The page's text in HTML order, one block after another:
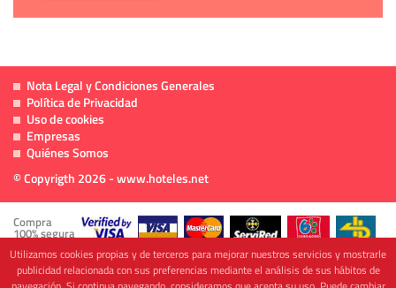
Nota Legal y Condiciones Generales
Política de Privacidad
Uso de cookies
Empresas
Quiénes Somos
© Copyrigth 2026 - www.hoteles.net
Compra
100% segura
Utilizamos cookies propias y de terceros para mejorar nuestros servicios y mostrarle
publicidad relacionada con sus preferencias mediante el análisis de sus hábitos de